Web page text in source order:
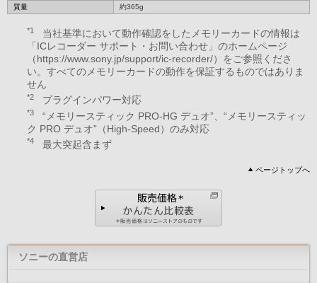
質量 約365g
*1
当社基準において動作確認をしたメモリーカードの情報は
「ICレコーダー サポート・お問い合わせ」のホームページ
（https://www.sony.jp/support/ic-recorder/）をご参照くださ
い。すべてのメモリーカードの動作を保証するものではありま
せん
*2 プラグインパワー対応
*3
“メモリースティック PRO-HG デュオ”、“メモリースティッ
ク PRO デュオ”（High-Speed）のみ対応
*4 最大突起含まず
ページトップへ
ソニーの直営店